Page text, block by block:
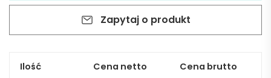
-
Zapytaj o produkt
Ilość Cena netto Cena brutto